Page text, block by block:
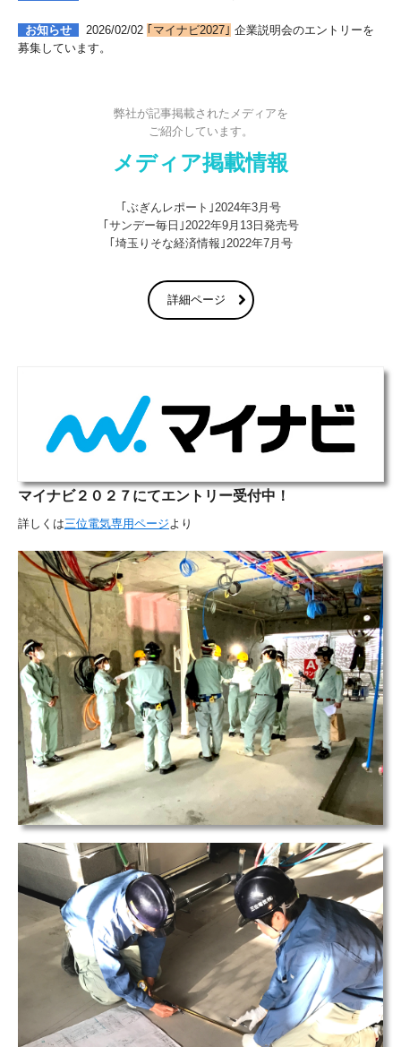
お知らせ 2026/02/02 ｢マイナビ2027｣ 企業説明会のエントリーを
募集しています。
弊社が記事掲載されたメディアを
ご紹介しています。
メディア掲載情報
｢ぶぎんレポート｣2024年3月号
｢サンデー毎日｣2022年9月13日発売号
｢埼玉りそな経済情報｣2022年7月号
詳細ページ
マイナビ２０２７ にてエントリー受付中！
詳しくは三位電気専用ページ より